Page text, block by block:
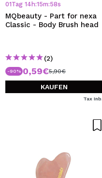
01Tag 14 h:15m:57s
MQbeauty - Part for nexa
Classic - Body Brush head
(2)
-90% 0,59€5,90€
KAUFEN
Tax Inb.